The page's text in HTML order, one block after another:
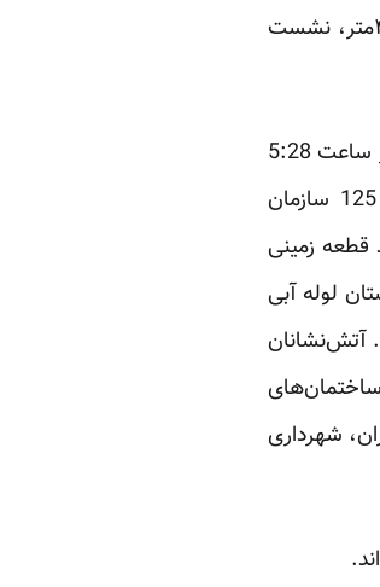
شد. همچنین بر اثر این حادثه بخشی از آسفالت خیابان در مجاور قطعه زمینی به وسعت پنج‌هزارمترمربع با عمق ۴۰متر، نشست
خبرگزاری فارس نیز به نقل از ملکی، سخنگوی سازمان آتش‌نشانی شهر تهران درباره وقوع این حادثه می نویسد: “در ساعت 5:28
بامداد دیروز تخریب بخشی از یک خیابان واقع در خیابان ایران‌زمین ابتدای خیابان گلستان جنوبی به سامانه 125 سازمان
زمینی
گلستان لوله آبی
گلستان به وسعت 40‌متر تخریب ‌شود. آتش‌نشانان
شهرداری